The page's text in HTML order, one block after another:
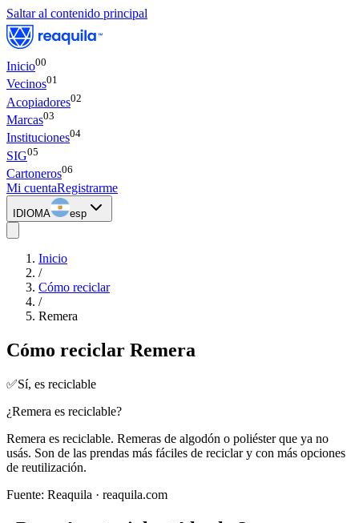
Saltar al contenido principal
Inicio00
Vecinos01
Acopiadores02
Marcas03
Instituciones04
SIG05
Cartoneros06
Mi cuentaRegistrarme
IDIOMA esp
Inicio
/
Cómo reciclar
/
Remera
Cómo reciclar Remera
✅Sí, es reciclable
¿Remera es reciclable?
Remera es reciclable. Remeras de algodón o poliéster que ya no
usás. Son de las prendas más fáciles de reciclar y con más opciones
de reutilización.
Fuente: Reaquila · reaquila.com